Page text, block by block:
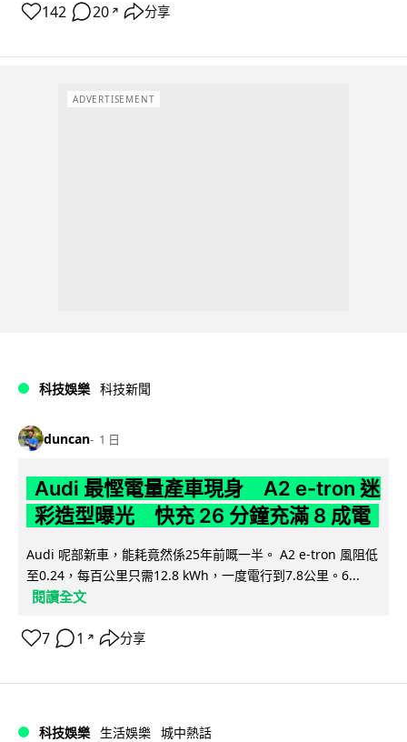
142 20 ↗ 分享
ADVERTISEMENT
科技娛樂 科技新聞
duncan 1 日
Audi 最慳電量產車現身 A2 e-tron 迷
彩造型曝光 快充 26 分鐘充滿 8 成電
Audi 呢部新車，能耗竟然係25年前嘅一半。 A2 e-tron 風阻低
至0.24，每百公里只需12.8 kWh，一度電行到7.8公里。6...
閱讀全文
7 1 ↗ 分享
科技娛樂 生活娛樂 城中熱話